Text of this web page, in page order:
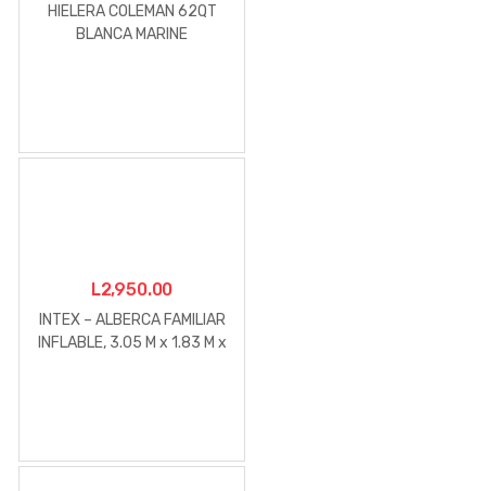
HIELERA COLEMAN 62QT
BLANCA MARINE
L2,950.00
INTEX – ALBERCA FAMILIAR
INFLABLE, 3.05 M x 1.83 M x